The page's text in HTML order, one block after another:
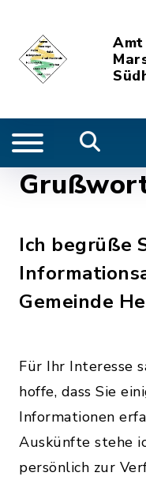
Amt
Ich begrüße
Gemeinde
Für Ihr Interesse
hoffe, dass Sie
Informationen
Auskünfte stehe
persönlich zur